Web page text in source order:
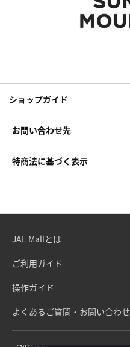
ショップガイド
お問い合わせ先
特商法に基づく表示
JAL Mallとは
ご利用ガイド
操作ガイド
よくあるご質問・お問い合わせ